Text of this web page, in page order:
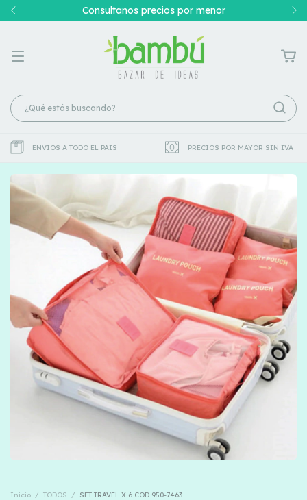
Consultanos precios por menor
ENVIOS A TODO EL PAIS PRECIOS POR MAYOR SIN IVA
Inicio / TODOS / SET TRAVEL X 6 COD 950-7463